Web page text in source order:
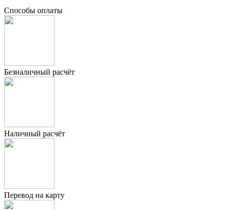
Способы оплаты
Безналичный расчёт
Наличный расчёт
Перевод на карту